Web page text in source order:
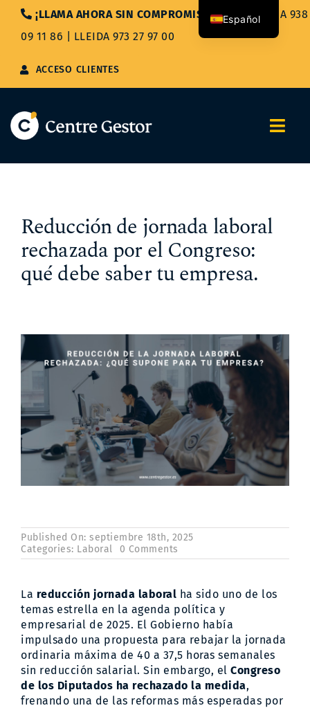
Saltar
contenido
¡LLAMA AHORA SIN COMPROMISO!|BARCELONA 938
09 11 86
LLEIDA 973 27 97 00
ACCESO CLIENTES
Asesoría Integral
Reducción de jornada laboral
rechazada por el Congreso:
qué debe saber tu empresa.
Published On: septiembre 18th, 2025
Categories: Laboral 0 Comments
Reducción
laboral
rechazada
el
Congreso:
qué
debe
saber
tu
empresa.
La reducción jornada laboral ha sido uno de los
temas estrella en la agenda política y
empresarial de 2025. El Gobierno había
impulsado una propuesta para rebajar la jornada
ordinaria máxima de 40 a 37,5 horas semanales
sin reducción salarial. Sin embargo, el Congreso
de los Diputados ha rechazado la medida,
frenando una de las reformas más esperadas por
Español
Català